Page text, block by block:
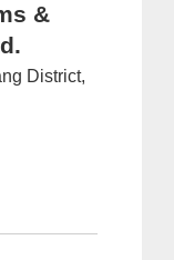
&
District,